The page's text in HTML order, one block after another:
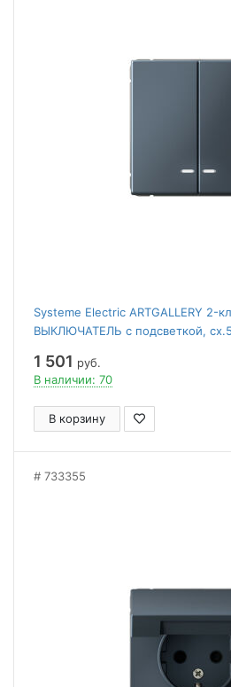
Systeme Electric ARTGALLERY 2-
ВЫКЛЮЧАТЕЛЬ с подсветкой,
1 501 руб.
В наличии: 70
В корзину
733355